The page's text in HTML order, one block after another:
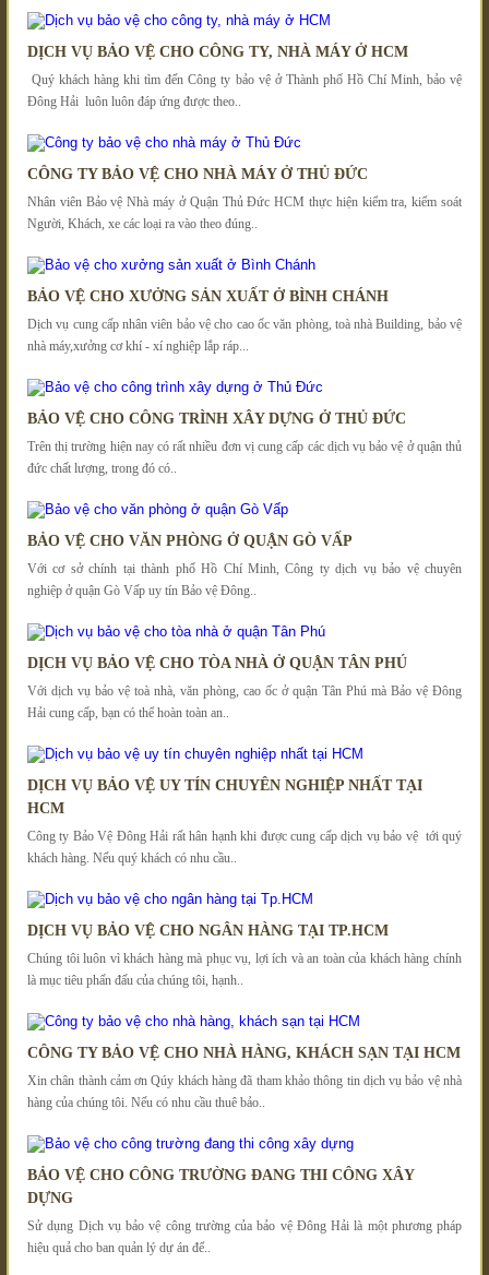
DỊCH VỤ BẢO VỆ CHO CÔNG TY, NHÀ MÁY Ở HCM
Quý khách hàng khi tìm đến Công ty bảo vệ ở Thành phố Hồ Chí Minh, bảo vệ
Đông Hải luôn luôn đáp ứng được theo..
CÔNG TY BẢO VỆ CHO NHÀ MÁY Ở THỦ ĐỨC
Nhân viên Bảo vệ Nhà máy ở Quận Thủ Đức HCM thực hiện kiểm tra, kiểm soát
Người, Khách, xe các loại ra vào theo đúng..
BẢO VỆ CHO XƯỞNG SẢN XUẤT Ở BÌNH CHÁNH
Dịch vụ cung cấp nhân viên bảo vệ cho cao ốc văn phòng, toà nhà Building, bảo vệ
nhà máy,xưởng cơ khí - xí nghiệp lắp ráp...
BẢO VỆ CHO CÔNG TRÌNH XÂY DỰNG Ở THỦ ĐỨC
Trên thị trường hiện nay có rất nhiều đơn vị cung cấp các dịch vụ bảo vệ ở quận thủ
đức chất lượng, trong đó có..
BẢO VỆ CHO VĂN PHÒNG Ở QUẬN GÒ VẤP
Với cơ sở chính tại thành phố Hồ Chí Minh, Công ty dịch vụ bảo vệ chuyên
nghiệp ở quận Gò Vấp uy tín Bảo vệ Đông..
DỊCH VỤ BẢO VỆ CHO TÒA NHÀ Ở QUẬN TÂN PHÚ
Với dịch vụ bảo vệ toà nhà, văn phòng, cao ốc ở quận Tân Phú mà Bảo vệ Đông
Hải cung cấp, bạn có thể hoàn toàn an..
DỊCH VỤ BẢO VỆ UY TÍN CHUYÊN NGHIỆP NHẤT TẠI
HCM
Công ty Bảo Vệ Đông Hải rất hân hạnh khi được cung cấp dịch vụ bảo vệ tới quý
khách hàng. Nếu quý khách có nhu cầu..
DỊCH VỤ BẢO VỆ CHO NGÂN HÀNG TẠI TP.HCM
Chúng tôi luôn vì khách hàng mà phục vụ, lợi ích và an toàn của khách hàng chính
là mục tiêu phấn đấu của chúng tôi, hạnh..
CÔNG TY BẢO VỆ CHO NHÀ HÀNG, KHÁCH SẠN TẠI HCM
Xin chân thành cảm ơn Qúy khách hàng đã tham khảo thông tin dịch vụ bảo vệ nhà
hàng của chúng tôi. Nếu có nhu cầu thuê bảo..
BẢO VỆ CHO CÔNG TRƯỜNG ĐANG THI CÔNG XÂY
DỰNG
Sử dụng Dịch vụ bảo vệ công trường của bảo vệ Đông Hải là một phương pháp
hiệu quả cho ban quản lý dự án để..